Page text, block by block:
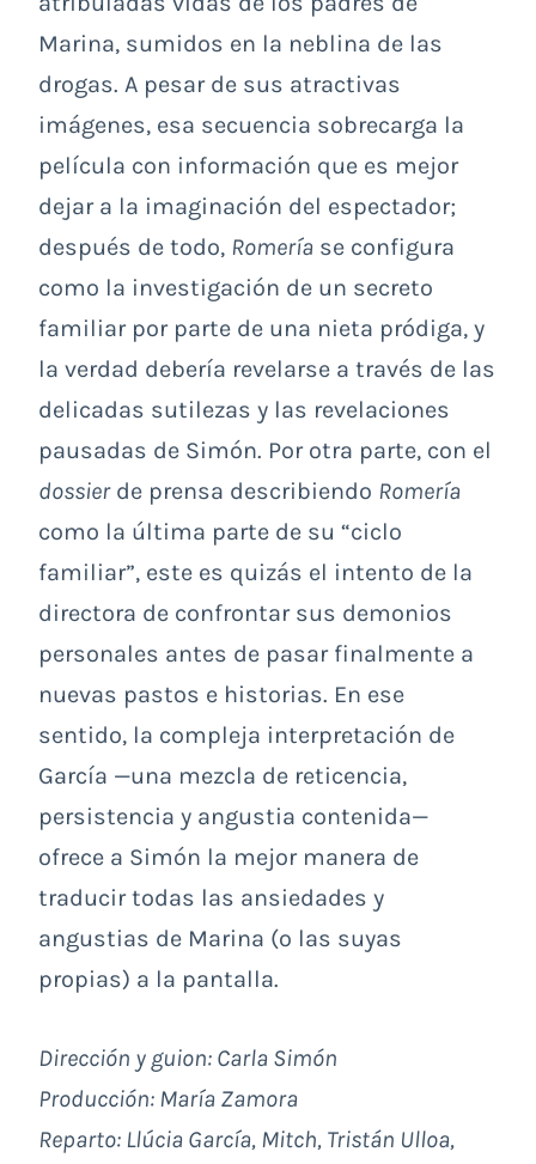
Marina, sumidos en la neblina de las
drogas. A pesar de sus atractivas
imágenes, esa secuencia sobrecarga la
película con información que es mejor
dejar a la imaginación del espectador;
después de todo, Romería se configura
como la investigación de un secreto
familiar por parte de una nieta pródiga, y
la verdad debería revelarse a través de las
delicadas sutilezas y las revelaciones
pausadas de Simón. Por otra parte, con el
dossierde prensa describiendo Romería
como la última parte de su “ciclo
familiar”, este es quizás el intento de la
directora de confrontar sus demonios
personales antes de pasar finalmente a
nuevas pastos e historias. En ese
sentido, la compleja interpretación de
García —una mezcla de reticencia,
persistencia y angustia contenida—
ofrece a Simón la mejor manera de
traducir todas las ansiedades y
angustias de Marina (o las suyas
propias) a la pantalla.
Dirección y guion: Carla Simón
Producción: María Zamora
Reparto: Llúcia García, Mitch, Tristán Ulloa,